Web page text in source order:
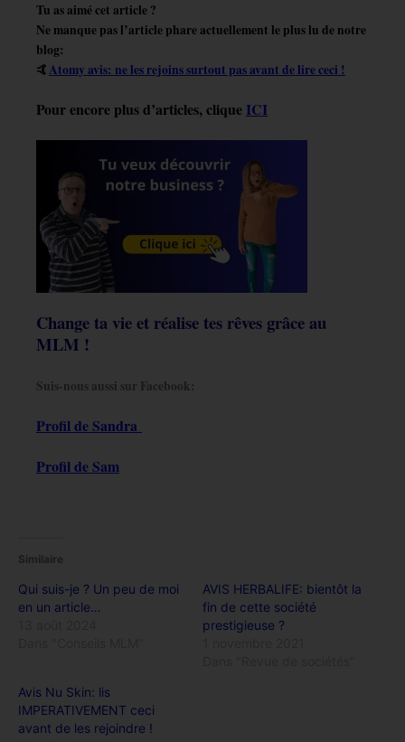
Tu as aimé cet article ?
Ne manque pas l’article phare actuellement le plus lu de notre
blog:
🤙Atomy avis: ne les rejoins surtout pas avant de lire ceci !
Pour encore plus d’articles, clique ICI
Change ta vie et réalise tes rêves grâce au
MLM !
Suis-nous aussi sur Facebook:
Profil de Sandra
Profil de Sam
Similaire
Qui suis-je ? Un peu de moi
en un article…
AVIS HERBALIFE: bientôt la
fin de cette société
prestigieuse ?
Avis Nu Skin: lis
IMPERATIVEMENT ceci
avant de les rejoindre !